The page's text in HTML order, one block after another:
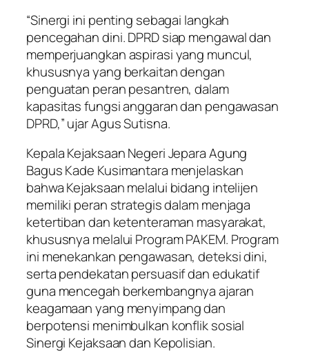
“Sinergi ini penting sebagai langkah
pencegahan dini. DPRD siap mengawal dan
memperjuangkan aspirasi yang muncul,
khususnya yang berkaitan dengan
penguatan peran pesantren, dalam
kapasitas fungsi anggaran dan pengawasan
DPRD,” ujar Agus Sutisna.
Kepala Kejaksaan Negeri Jepara Agung
Bagus Kade Kusimantara menjelaskan
bahwa Kejaksaan melalui bidang intelijen
memiliki peran strategis dalam menjaga
ketertiban dan ketenteraman masyarakat,
khususnya melalui Program PAKEM. Program
ini menekankan pengawasan, deteksi dini,
serta pendekatan persuasif dan edukatif
guna mencegah berkembangnya ajaran
keagamaan yang menyimpang dan
berpotensi menimbulkan konflik sosial
Sinergi Kejaksaan dan Kepolisian.